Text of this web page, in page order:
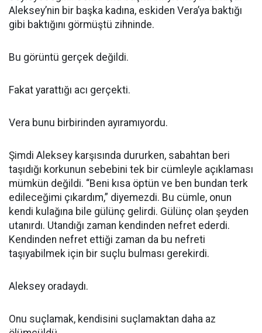
Aleksey’nin bir başka kadına, eskiden Vera’ya baktığı
gibi baktığını görmüştü zihninde.
Bu görüntü gerçek değildi.
Fakat yarattığı acı gerçekti.
Vera bunu birbirinden ayıramıyordu.
Şimdi Aleksey karşısında dururken, sabahtan beri
taşıdığı korkunun sebebini tek bir cümleyle açıklaması
mümkün değildi. “Beni kısa öptün ve ben bundan terk
edileceğimi çıkardım,” diyemezdi. Bu cümle, onun
kendi kulağına bile gülünç gelirdi. Gülünç olan şeyden
utanırdı. Utandığı zaman kendinden nefret ederdi.
Kendinden nefret ettiği zaman da bu nefreti
taşıyabilmek için bir suçlu bulması gerekirdi.
Aleksey oradaydı.
Onu suçlamak, kendisini suçlamaktan daha az